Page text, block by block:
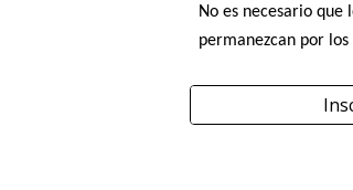
No es necesario que
permanezcan por